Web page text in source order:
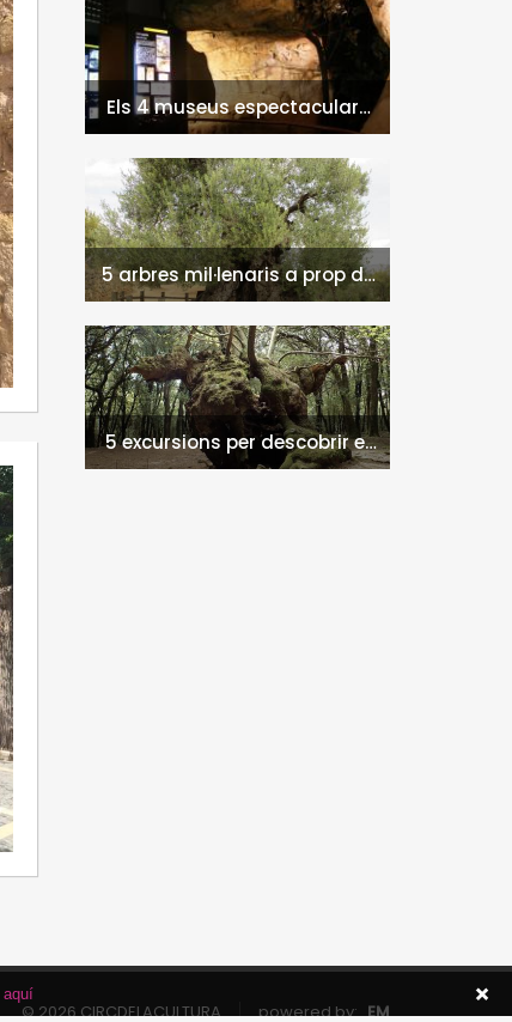
Els 4 museus espectaculars
de Montblanc
5 arbres mil·lenaris a prop de
Tarragona
5 excursions per descobrir el
Parc Natural del Montseny
© 2026 CIRCDELACULTURA powered by: EM
aquí